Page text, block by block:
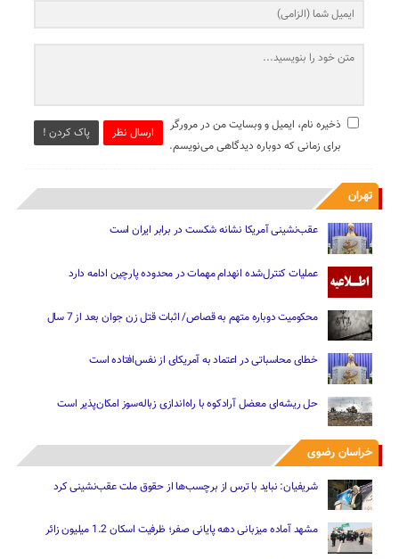
ارسال نظر پاک کردن !
ذخیره نام، ایمیل و وبسایت من در مرورگر
برای زمانی که دوباره دیدگاهی می‌نویسم.
تهران
عقب‌نشینی آمریکا نشانه شکست در برابر ایران است
عملیات کنترل‌شده انهدام مهمات در محدوده پارچین ادامه دارد
محکومیت دوباره متهم به قصاص/ اثبات قتل زن جوان بعد از 7 سال
خطای محاسباتی در اعتماد به آمریکای از نفس‌افتاده است
حل ریشه‌ای معضل آرادکوه با راه‌اندازی زباله‌سوز امکان‌پذیر است
خراسان رضوی
شریفیان: نباید با ترس از برچسب‌ها از حقوق ملت عقب‌نشینی کرد
مشهد آماده میزبانی دهه پایانی صفر؛ ظرفیت اسکان 1.2 میلیون زائر